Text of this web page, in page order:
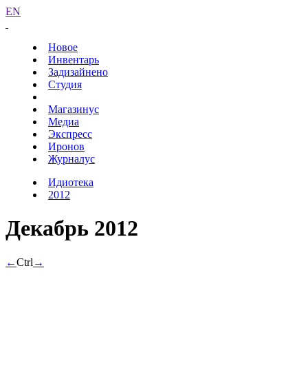
EN
Новое
Инвентарь
Задизайнено
Студия
Магазинус
Медиа
Экспресс
Иронов
Журналус
Идиотека
2012
Декабрь 2012
←Ctrl →